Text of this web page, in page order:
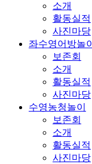
소개
활동실적
사진마당
좌수영어방놀이
보존회
소개
활동실적
사진마당
수영농청놀이
보존회
소개
활동실적
사진마당